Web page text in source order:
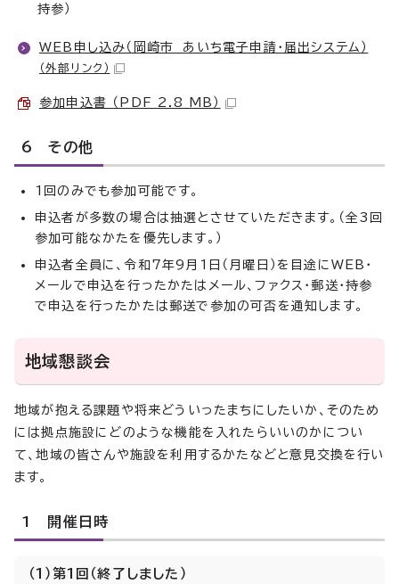
持参）
WEB申し込み（岡崎市 あいち電子申請・届出システム）
（外部リンク）
参加申込書 （PDF 2.8 MB）
6 その他
1回のみでも参加可能です。
申込者が多数の場合は抽選とさせていただきます。（全3回
参加可能なかたを優先します。）
申込者全員に、令和7年9月1日（月曜日）を目途にWEB・
メールで申込を行ったかたはメール、ファクス・郵送・持参
で申込を行ったかたは郵送で参加の可否を通知します。
地域懇談会
地域が抱える課題や将来どういったまちにしたいか、そのため
には拠点施設にどのような機能を入れたらいいのかについ
て、地域の皆さんや施設を利用するかたなどと意見交換を行い
ます。
1 開催日時
（1）第1回（終了しました）